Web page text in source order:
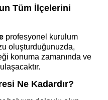
Tüm İlçelerini
profesyonel kurulum
oluşturduğunuzda,
konuma zamanında ve
Ne Kadardır?